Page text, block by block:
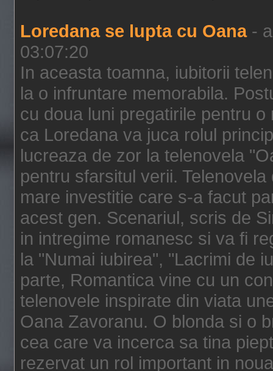
Loredana se lupta cu Oana-
03:07:20
In aceasta toamna, iubitorii
la o infruntare memorabila.
cu doua luni pregatirile pentru
ca Loredana va juca rolul
lucreaza de zor la telenovela
pentru sfarsitul verii.
mare investitie care s-a facut
acest gen. Scenariul, scris de
in intregime romanesc si va fi
la "Numai iubirea", "Lacrimi de
parte, Romantica vine cu un
telenovele inspirate din viata
Oana Zavoranu. O blonda si o
cea care va incerca sa tina
rezervat un rol important in